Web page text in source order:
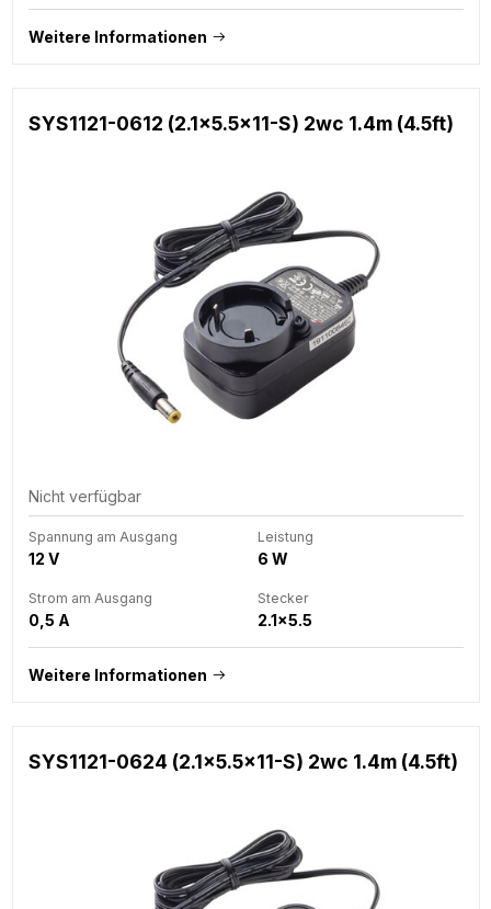
Weitere Informationen
SYS1121-0612 (2.1x5.5x11-S) 2wc 1.4m (4.5ft)
Nicht verfügbar
Spannung am Ausgang
12 V
Leistung
6 W
Strom am Ausgang
0,5 A
Stecker
2.1x5.5
Weitere Informationen
SYS1121-0624 (2.1x5.5x11-S) 2wc 1.4m (4.5ft)